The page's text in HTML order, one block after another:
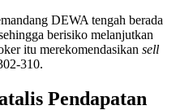
DEWA tengah berada
berisiko melanjutkan
itu merekomendasikan sell
310.
Pendapatan